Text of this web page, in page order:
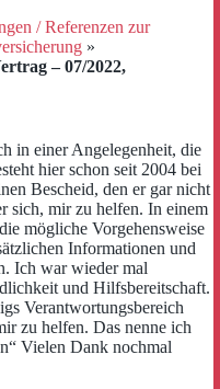
/ Referenzen zur
»
– 07/2022,
in einer Angelegenheit, die
hier schon seit 2004 bei
Bescheid, den er gar nicht
sich, mir zu helfen. In einem
mögliche Vorgehensweise
Informationen und
Ich war wieder mal
und Hilfsbereitschaft.
Verantwortungsbereich
zu helfen. Das nenne ich
Vielen Dank nochmal